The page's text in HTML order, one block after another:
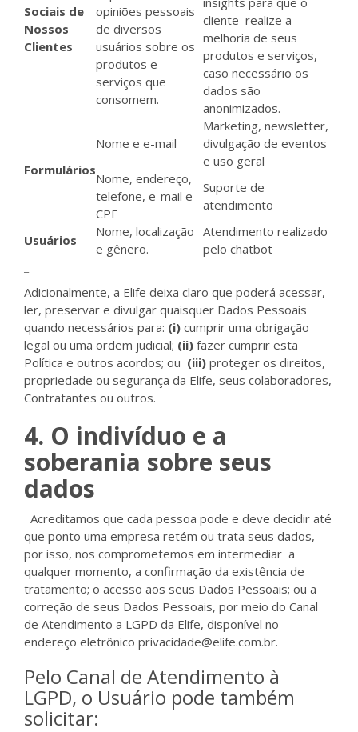
Sociais de
Nossos
Clientes
opiniões pessoais
de diversos
usuários sobre os
produtos e
serviços que
consomem.
cliente realize a
melhoria de seus
produtos e serviços,
caso necessário os
dados são
anonimizados.
Formulários
Nome e e-mail
Marketing, newsletter,
divulgação de eventos
e uso geral
Nome, endereço,
telefone, e-mail e
CPF
Suporte de
atendimento
Usuários
Nome, localização
e gênero.
Atendimento realizado
pelo chatbot
Adicionalmente, a Elife deixa claro que poderá acessar,
ler, preservar e divulgar quaisquer Dados Pessoais
quando necessários para: (i) cumprir uma obrigação
legal ou uma ordem judicial; (ii) fazer cumprir esta
Política e outros acordos; ou (iii) proteger os direitos,
propriedade ou segurança da Elife, seus colaboradores,
Contratantes ou outros.
4. O indivíduo e a
soberania sobre seus
dados
Acreditamos que cada pessoa pode e deve decidir até
que ponto uma empresa retém ou trata seus dados,
por isso, nos comprometemos em intermediar a
qualquer momento, a confirmação da existência de
tratamento; o acesso aos seus Dados Pessoais; ou a
correção de seus Dados Pessoais, por meio do Canal
de Atendimento a LGPD da Elife, disponível no
endereço eletrônico privacidade@elife.com.br.
Pelo Canal de Atendimento à
LGPD, o Usuário pode também
solicitar: